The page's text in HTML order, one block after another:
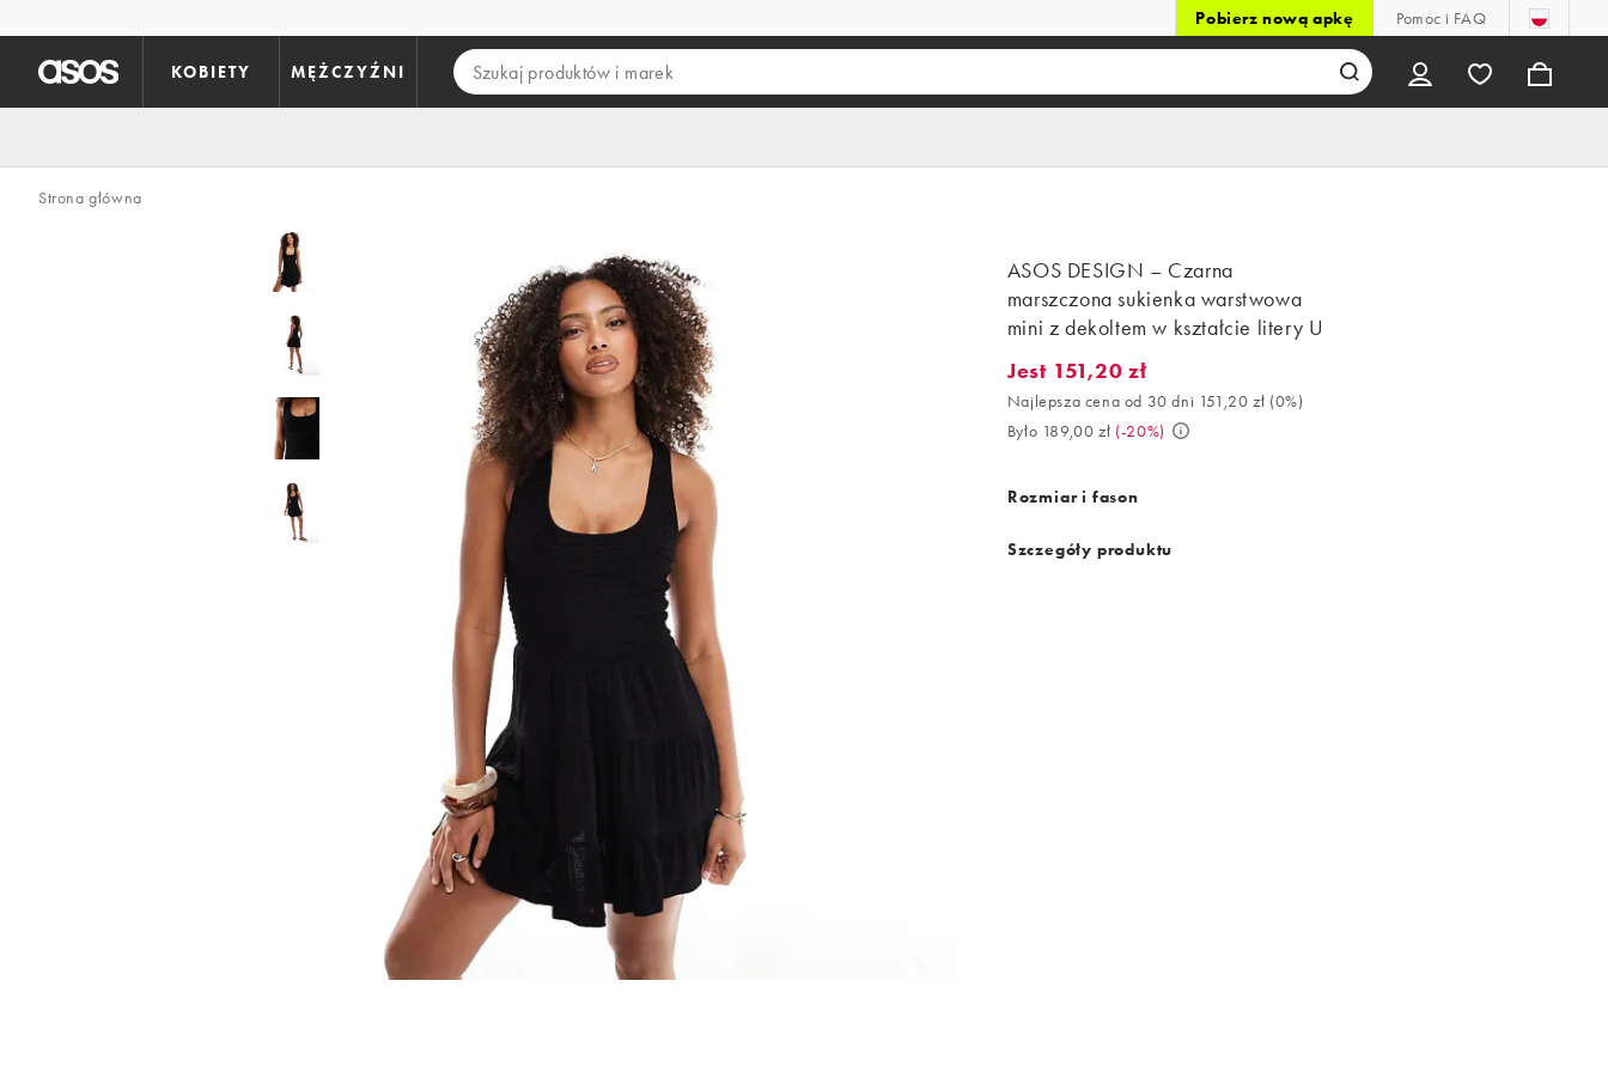
Pobierz nową apkę Pomoc i FAQ
KOBIETY MĘŻCZYŹNI
Strona główna
ASOS DESIGN – Czarna
marszczona sukienka warstwowa
mini z dekoltem w kształcie litery U
Jest 151,20 zł. Najlepsza cena od 30 dni 151,20 zł (0%). Było 189,00 zł.
Jest 151,20 zł
Najlepsza cena od 30 dni 151,20 zł (0%)
Było 189,00 zł (-20%)
Rozmiar i fason
Szczegóły produktu